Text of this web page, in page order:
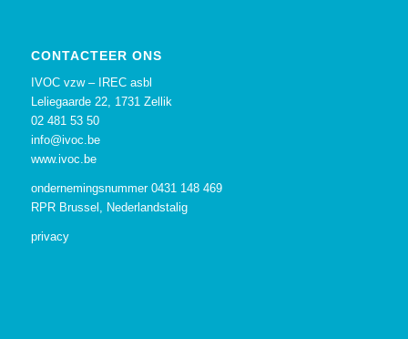
CONTACTEER ONS
IVOC vzw – IREC asbl
Leliegaarde 22, 1731 Zellik
02 481 53 50
info@ivoc.be
www.ivoc.be
ondernemingsnummer 0431 148 469
RPR Brussel, Nederlandstalig
privacy